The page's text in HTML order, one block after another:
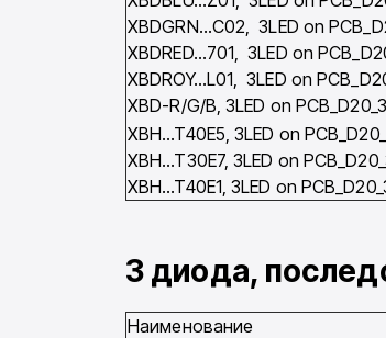
XBDGRN…C02, 3LED on
XBDRED…701, 3LED on
XBDROY…L01, 3LED on
XBD-R/G/B, 3LED on
XBH…T40E5, 3LED on
XBH…T30E7, 3LED on
XBH…T40E1, 3LED on
3 диода,
Наименование